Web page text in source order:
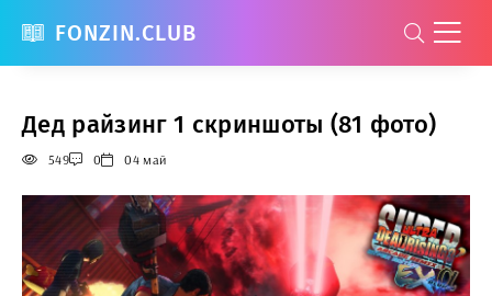
FONZIN.CLUB
Дед райзинг 1 скриншоты (81 фото)
549 0 04 май